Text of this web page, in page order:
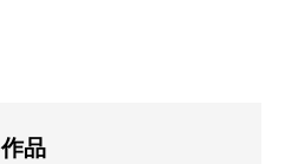
品